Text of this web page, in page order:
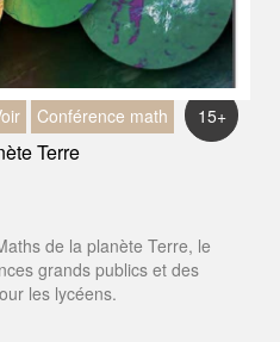
Conférence math 15+
Terre
de la planète Terre, le
grands publics et des
les lycéens.